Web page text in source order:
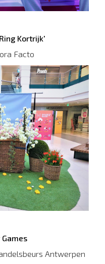
Kortrijk'
Facto
Antwerpen